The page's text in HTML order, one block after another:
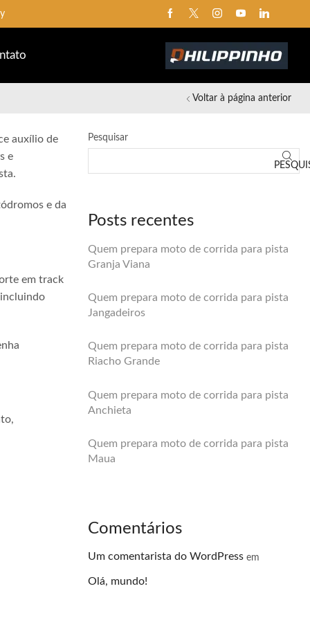
Voltar à página anterior
auxílio de
e
e da
em track
Pesquisar
Posts recentes
Quem prepara moto de corrida para pista
Granja Viana
Quem prepara moto de corrida para pista
Jangadeiros
Quem prepara moto de corrida para pista
Riacho Grande
Quem prepara moto de corrida para pista
Anchieta
Quem prepara moto de corrida para pista
Maua
Comentários
Um comentarista do WordPress em
Olá, mundo!